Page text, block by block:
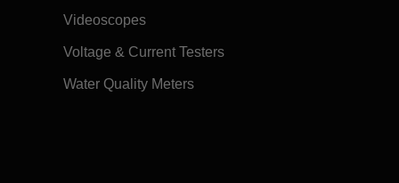
Videoscopes
Voltage & Current Testers
Water Quality Meters